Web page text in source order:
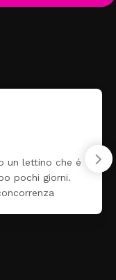
un lettino che é
pochi giorni.